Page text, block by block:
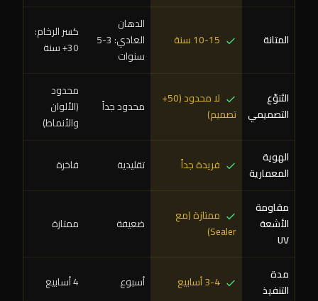
المتانة
الدهان
العادي: 3-5
سنوات
كسر الرخام:
30+ سنة
التَنوّع
التصميمي
لا محدود (50+
تصميم)
محدود جداً
محدود
(الألوان
والأنماط)
الهوية
المعمارية
فريدة جداً تقليدية فاخرة
مقاومة
الأشعة
UV
ممتازة (مع
Sealer)
ضعيفة ممتازة
مدة
التنفيذ
أسبوع 4 أسابيع